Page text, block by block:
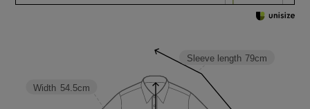
Sleeve length 79cm
Width 54.5cm